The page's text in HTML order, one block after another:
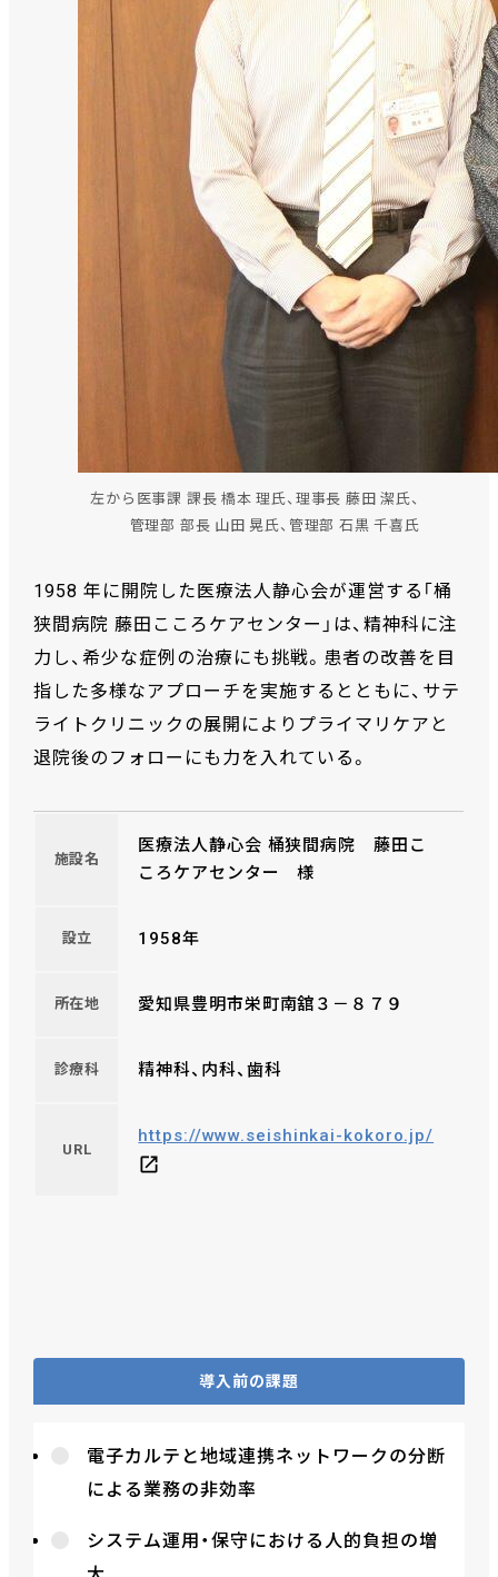
左から医事課 課長 橋本 理氏、理事長 藤田 潔氏、
管理部 部長 山田 晃氏、管理部 石黒 千喜氏
1958 年に開院した医療法人静心会が運営する「桶
狭間病院 藤田こころケアセンター」は、精神科に注
力し、希少な症例の治療にも挑戦。患者の改善を目
指した多様なアプローチを実施するとともに、サテ
ライトクリニックの展開によりプライマリケアと
退院後のフォローにも力を入れている。
施設名
医療法人静心会 桶狭間病院 藤田こ
ころケアセンター 様
設立 1958年
所在地 愛知県豊明市栄町南舘３－８７９
診療科 精神科、内科、歯科
URL
https://www.seishinkai-kokoro.jp/
導入前の課題
電子カルテと地域連携ネットワークの分断
による業務の非効率
システム運用・保守における人的負担の増